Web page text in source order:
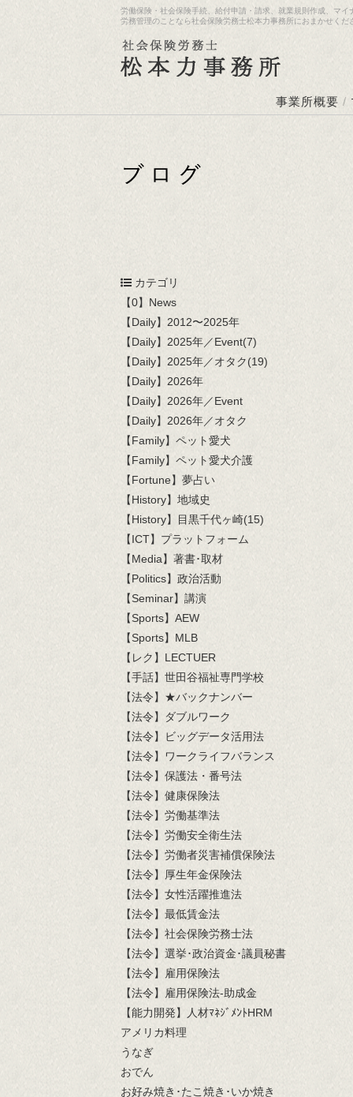
労働保険・社会保険手続、給付申請・請求、就業規則作成、マ
労務管理のことなら社会保険労務士松本力事務所におまかせくだ
事業所概要 /
カテゴリ
【0】News
【Daily】2012〜2025年
【Daily】2025年／Event(7)
【Daily】2025年／オタク(19)
【Daily】2026年
【Daily】2026年／Event
【Daily】2026年／オタク
【Family】ペット愛犬
【Family】ペット愛犬介護
【Fortune】夢占い
【History】地域史
【History】目黒千代ヶ崎(15)
【ICT】プラットフォーム
【Media】著書･取材
【Politics】政治活動
【Seminar】講演
【Sports】AEW
【Sports】MLB
【レク】LECTUER
【手話】世田谷福祉専門学校
【法令】★バックナンバー
【法令】ダブルワーク
【法令】ビッグデータ活用法
【法令】ワークライフバランス
【法令】保護法・番号法
【法令】健康保険法
【法令】労働基準法
【法令】労働安全衛生法
【法令】労働者災害補償保険法
【法令】厚生年金保険法
【法令】女性活躍推進法
【法令】最低賃金法
【法令】社会保険労務士法
【法令】選挙･政治資金･議員秘書
【法令】雇用保険法
【法令】雇用保険法-助成金
【能力開発】人材ﾏﾈｼﾞﾒﾝﾄHRM
アメリカ料理
うなぎ
おでん
お好み焼き･たこ焼き･いか焼き